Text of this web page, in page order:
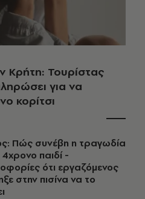
Κρήτη: Τουρίστας
για να
κορίτσι
Πώς συνέβη η τραγωδία
παιδί -
ότι εργαζόμενος
στην πισίνα να το